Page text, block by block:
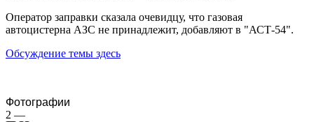
Оператор заправки сказала очевидцу, что газовая
автоцистерна АЗС не принадлежит, добавляют в "АСТ-54".
Обсуждение темы здесь
Фотографии
2 —